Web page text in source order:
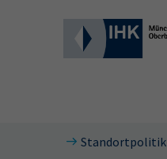
Standortpolitik